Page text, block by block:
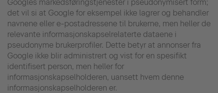
Googles markedsføringstjenester i pseudonymisert form;
det vil si at Google for eksempel ikke lagrer og behandler
navnene eller e-postadressene til brukerne, men heller de
relevante informasjonskapselrelaterte dataene i
pseudonyme brukerprofiler. Dette betyr at annonser fra
Google ikke blir administrert og vist for en spesifikt
identifisert person, men heller for
informasjonskapselholderen, uansett hvem denne
informasjonskapselholderen er.